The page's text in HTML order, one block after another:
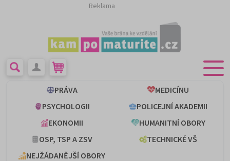
Reklama
PRÁVA
MEDICÍNU
PSYCHOLOGII
POLICEJNÍ AKADEMII
EKONOMII
HUMANITNÍ OBORY
OSP, TSP A ZSV
TECHNICKÉ VŠ
NEJŽÁDANĚJŠÍ OBORY